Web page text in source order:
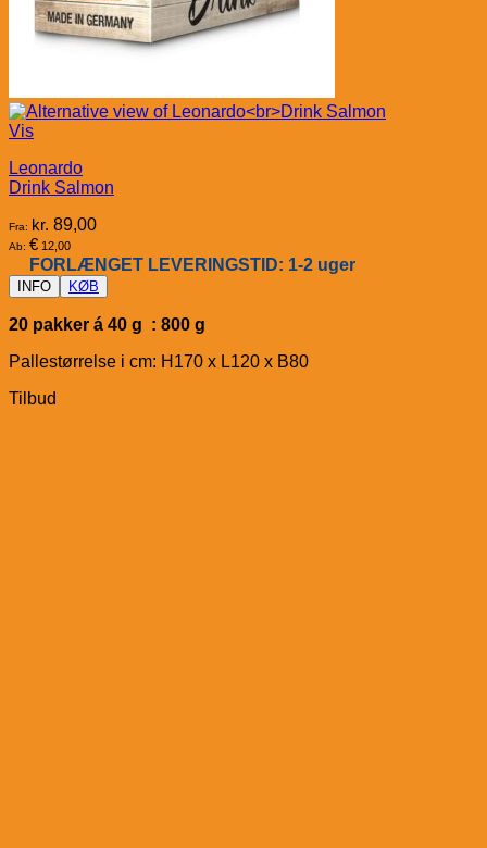
Vis
Leonardo
Drink Salmon
Fra: kr. 89,00
Ab: € 12,00
FORLÆNGET LEVERINGSTID: 1-2 uger
INFO KØB
20 pakker á 40 g : 800 g
Pallestørrelse i cm: H170 x L120 x B80
Tilbud